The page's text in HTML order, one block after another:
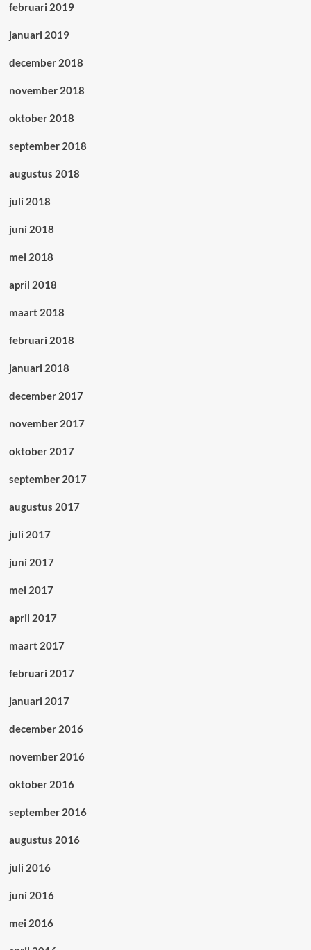
februari 2019
januari 2019
december 2018
november 2018
oktober 2018
september 2018
augustus 2018
juli 2018
juni 2018
mei 2018
april 2018
maart 2018
februari 2018
januari 2018
december 2017
november 2017
oktober 2017
september 2017
augustus 2017
juli 2017
juni 2017
mei 2017
april 2017
maart 2017
februari 2017
januari 2017
december 2016
november 2016
oktober 2016
september 2016
augustus 2016
juli 2016
juni 2016
mei 2016